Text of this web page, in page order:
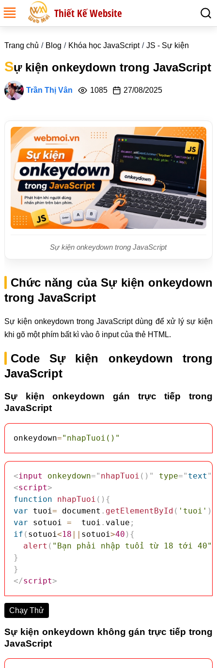
Thiết Kế Website
Trang chủ Blog Khóa học JavaScript JS - Sự kiện
Sự kiện onkeydown trong JavaScript
Trần Thị Vân 1085 27/08/2025
Sự kiện onkeydown trong JavaScript
Chức năng của Sự kiện onkeydown
trong JavaScript
Sự kiện onkeydown trong JavaScript dùng để xử lý sự kiện
khi gõ một phím bất kì vào ô input của thẻ HTML.
Code Sự kiện onkeydown trong
JavaScript
Sự kiện onkeydown gán trực tiếp trong
JavaScript
onkeydown="nhapTuoi()"
<input onkeydown=" nhapTuoi ( ) " type=" text "
<script>
function
nhapTuoi ( ) {
var tuoi= document . getElementById ( 'tuoi' )
var sotuoi =
  tuoi
. value ;
if ( sotuoi<18 || sotuoi>40 ) {
alert ( "Bạn phải nhập tuổi từ 18 tới 40"
}
}
</script>
Chạy Thử
Sự kiện onkeydown không gán trực tiếp trong
JavaScript